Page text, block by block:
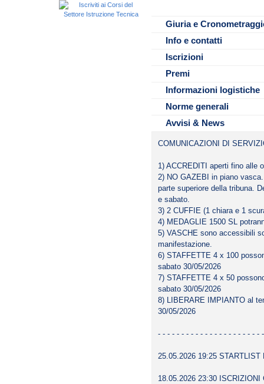
Giuria e
Info e contatti
• FACEBOOK https://
Iscrizioni
Variazioni Mistaffetta 4 x 100
Variazioni Mistaffetta 4 x 50
Premi
sesso=M
Per dettagli e aggiornamenti
https://www.finveneto.org/
Informazioni logistiche
All'interno dell'impianto è
www.comune.treviso.it -
www.marcatreviso.it
Norme generali
list.
Per quanto non inserito nel
Norme e Linee guida
Avvisi & News
COMUNICAZIONI DI
1) ACCREDITI aperti fino alle
2) NO GAZEBI in piano
parte superiore della tribuna.
e sabato.
3) 2 CUFFIE (1 chiara e 1
4) MEDAGLIE 1500 SL
5) VASCHE sono accessibili
manifestazione.
6) STAFFETTE 4 x 100
sabato 30/05/2026
7) STAFFETTE 4 x 50
sabato 30/05/2026
8) LIBERARE IMPIANTO al
30/05/2026
- - - - - - - - - - - - - - - - - - - - - -
25.05.2026 19:25 STARTLIST
18.05.2026 23:30